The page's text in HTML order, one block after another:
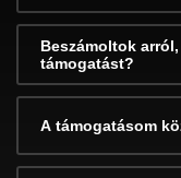
Beszámoltok
támogatást?
A támogatásom